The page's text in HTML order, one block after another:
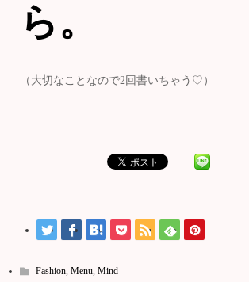
ら。
（大切なことなので2回書いちゃう♡）
Fashion, Menu, Mind